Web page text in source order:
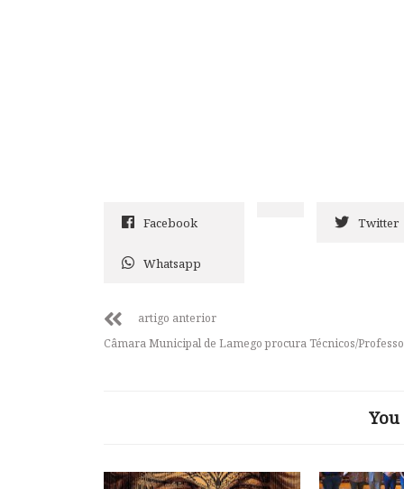
Facebook Twitter
Whatsapp
artigo anterior
Câmara Municipal de Lamego procura Técnicos/